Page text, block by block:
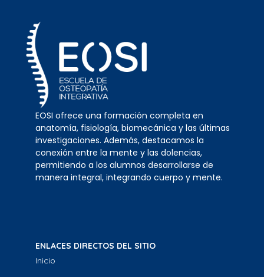
EOSI ofrece una formación completa en
anatomía, fisiología, biomecánica y las últimas
investigaciones. Además, destacamos la
conexión entre la mente y las dolencias,
permitiendo a los alumnos desarrollarse de
manera integral, integrando cuerpo y mente.
ENLACES DIRECTOS DEL SITIO
Inicio